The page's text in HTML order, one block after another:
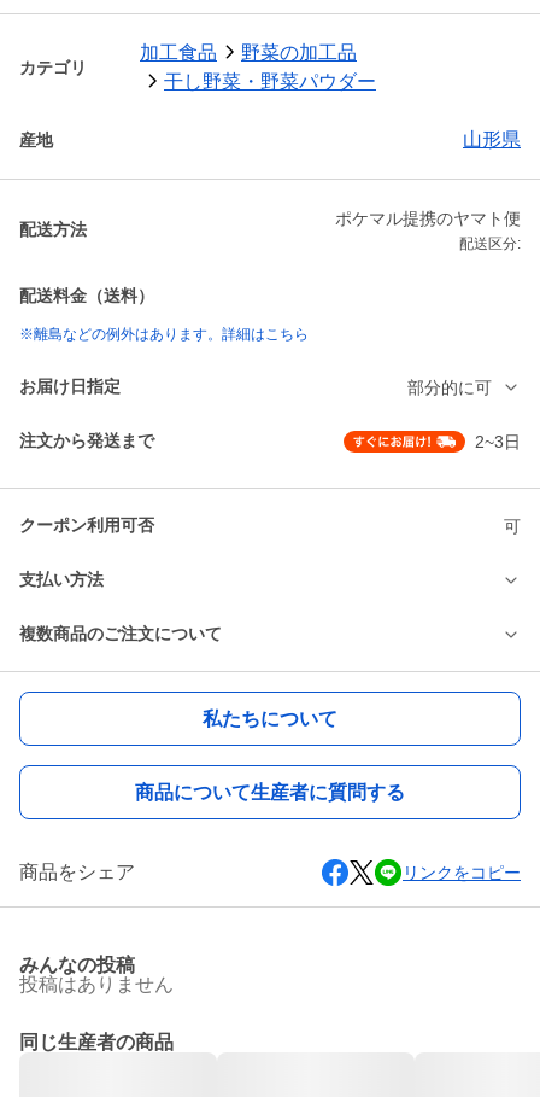
カテゴリ
加工食品
野菜の加工品
干し野菜・野菜パウダー
産地 山形県
配送方法
ポケマル提携のヤマト便
配送区分:
配送料金（送料）
※離島などの例外はあります。詳細はこちら
お届け日指定 部分的に可
注文から発送まで 2~3日
クーポン利用可否 可
支払い方法
複数商品のご注文について
私たちについて
商品について生産者に質問する
商品をシェア リンクをコピー
みんなの投稿
投稿はありません
同じ生産者の商品